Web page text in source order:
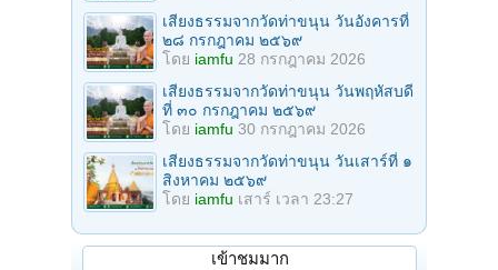
เสียงธรรมจากวัดท่าขนุน วันอังคารที่
๒๘ กรกฎาคม ๒๕๖๙
โดย iamfu 28 กรกฎาคม 2026
เสียงธรรมจากวัดท่าขนุน วันพฤหัสบดี
ที่ ๓๐ กรกฎาคม ๒๕๖๙
โดย iamfu 30 กรกฎาคม 2026
เสียงธรรมจากวัดท่าขนุน วันเสาร์ที่ ๑
สิงหาคม ๒๕๖๙
โดย iamfu เสาร์ เวลา 23:27
เข้าชมมาก